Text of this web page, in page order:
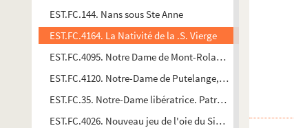
EST.FC.144. Nans sous Ste Anne
EST.FC.4164. La Nativité de la .S. Vierge
EST.FC.4095. Notre Dame de Mont-Roland.
EST.FC.4120. Notre-Dame de Putelange, priez pour nous.
EST.FC.35. Notre-Dame libératrice. Patrone des filles de
EST.FC.4026. Nouveau jeu de l'oie du Sifflet ; Il se joue